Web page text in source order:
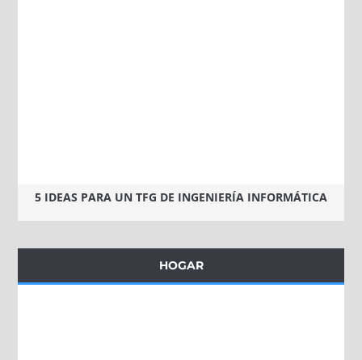
5 IDEAS PARA UN TFG DE INGENIERÍA INFORMÁTICA
HOGAR